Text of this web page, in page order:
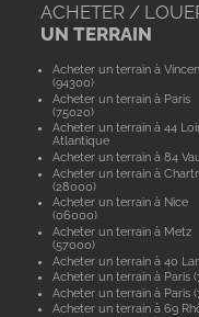
ACHETER /
UN TERRAIN
Acheter un terrain à
(94300)
Acheter un terrain à Paris
(75020)
Acheter un terrain à 44
Atlantique
Acheter un terrain à 84
Acheter un terrain à
(28000)
Acheter un terrain à Nice
(06000)
Acheter un terrain à Metz
(57000)
Acheter un terrain à 40
Acheter un terrain à Paris
Acheter un terrain à Paris
Acheter un terrain à 69